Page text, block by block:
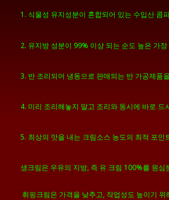
1. 식물성 유지성분이 혼합되어 있는 수입산 콤
2. 유지방 성분이 99% 이상 되는 순도 높은 가
3. 반 조리되어 냉동으로 판매되는 반 가공제품
4. 미리 조리해놓지 말고 조리와 동시에 바로
5. 최상의 맛을 내는 크림소스 농도의 최적 포인
생크림은 우유의 지방, 즉 유 크림 100%를 원
휘핑크림은 가격을 낮추고, 작업성도 높이기